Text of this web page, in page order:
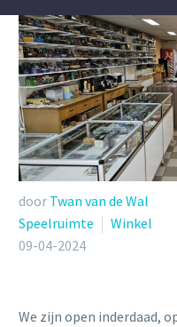
door Twan van de Wal
Speelruimte
Winkel
09-04-2024
We zijn open inderdaad,